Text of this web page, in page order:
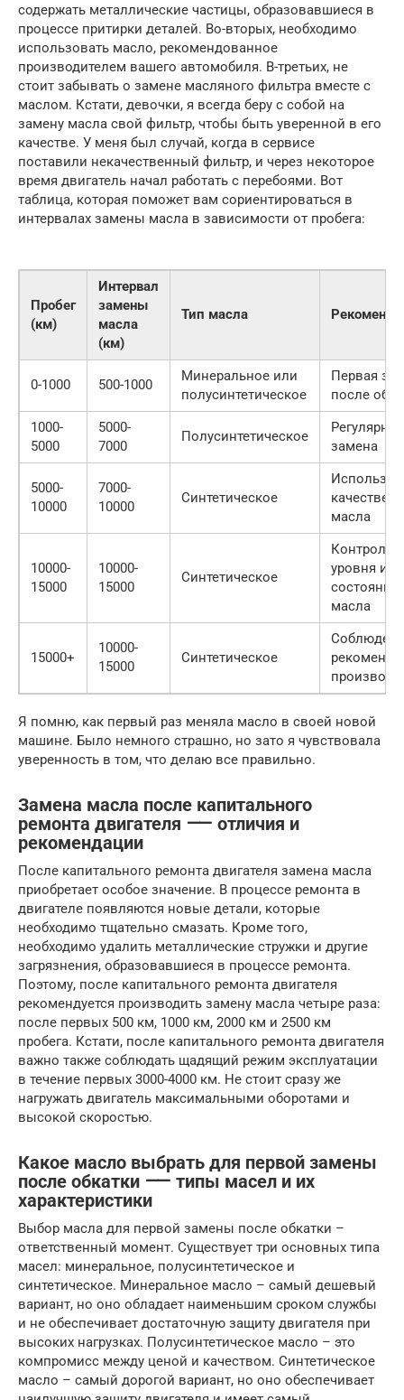
содержать металлические частицы, образовавшиеся в
процессе притирки деталей. Во-вторых, необходимо
использовать масло, рекомендованное
производителем вашего автомобиля. В-третьих, не
стоит забывать о замене масляного фильтра вместе с
маслом. Кстати, девочки, я всегда беру с собой на
замену масла свой фильтр, чтобы быть уверенной в его
качестве. У меня был случай, когда в сервисе
поставили некачественный фильтр, и через некоторое
время двигатель начал работать с перебоями. Вот
таблица, которая поможет вам сориентироваться в
интервалах замены масла в зависимости от пробега:
Пробег
(км)
Интервал
замены
масла
(км)
Тип масла
0-1000 500-1000
Минеральное или
полусинтетическое
Первая
после
1000-
5000
5000-
7000
Полусинтетическое
Регулярная
замена
5000-
10000
7000-
10000
Синтетическое
масла
10000-
15000
10000-
15000
Синтетическое
Контроль
уровня и
состояния
масла
15000+
10000-
15000
Синтетическое
Я помню, как первый раз меняла масло в своей новой
машине. Было немного страшно, но зато я чувствовала
уверенность в том, что делаю все правильно.
Замена масла после капитального
ремонта двигателя ⸺ отличия и
рекомендации
После капитального ремонта двигателя замена масла
приобретает особое значение. В процессе ремонта в
двигателе появляются новые детали, которые
необходимо тщательно смазать. Кроме того,
необходимо удалить металлические стружки и другие
загрязнения, образовавшиеся в процессе ремонта.
Поэтому, после капитального ремонта двигателя
рекомендуется производить замену масла четыре раза:
после первых 500 км, 1000 км, 2000 км и 2500 км
пробега. Кстати, после капитального ремонта двигателя
важно также соблюдать щадящий режим эксплуатации
в течение первых 3000-4000 км. Не стоит сразу же
нагружать двигатель максимальными оборотами и
высокой скоростью.
Какое масло выбрать для первой замены
после обкатки ⸺ типы масел и их
характеристики
Выбор масла для первой замены после обкатки –
ответственный момент. Существует три основных типа
масел: минеральное, полусинтетическое и
синтетическое. Минеральное масло – самый дешевый
вариант, но оно обладает наименьшим сроком службы
и не обеспечивает достаточную защиту двигателя при
высоких нагрузках. Полусинтетическое масло – это
компромисс между ценой и качеством. Синтетическое
масло – самый дорогой вариант, но оно обеспечивает